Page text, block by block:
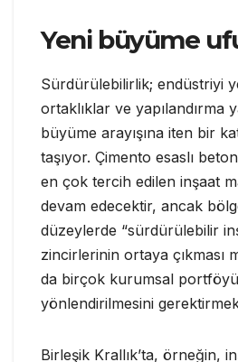
Yeni büyüme
Sürdürülebilirlik; endüstriyi
ortaklıklar ve yapılandırma
büyüme arayışına iten bir
taşıyor. Çimento esaslı
en çok tercih edilen inşaat
devam edecektir, ancak
düzeylerde “sürdürülebilir
zincirlerinin ortaya çıkması
da birçok kurumsal
yönlendirilmesini
Birleşik Krallık’ta, örneğin,